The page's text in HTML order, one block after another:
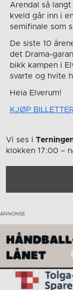
Arendal så
kveld går inn i
semifinale som
De siste 10
det Drama-
bikk kampen i
svarte og hvite
Heia Elverum!
KJØP
Vi ses i
klokken 17:00 –